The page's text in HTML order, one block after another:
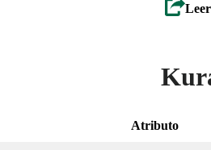
Atributo